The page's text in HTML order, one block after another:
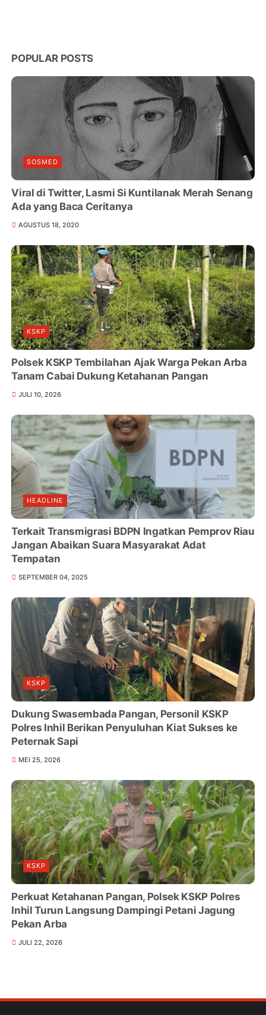
POPULAR POSTS
SOSMED
Viral di Twitter, Lasmi Si Kuntilanak Merah Senang
Ada yang Baca Ceritanya
AGUSTUS 18, 2020
KSKP
Polsek KSKP Tembilahan Ajak Warga Pekan Arba
Tanam Cabai Dukung Ketahanan Pangan
JULI 10, 2026
HEADLINE
Terkait Transmigrasi BDPN Ingatkan Pemprov Riau
Jangan Abaikan Suara Masyarakat Adat
Tempatan
SEPTEMBER 04, 2025
KSKP
Dukung Swasembada Pangan, Personil KSKP
Polres Inhil Berikan Penyuluhan Kiat Sukses ke
Peternak Sapi
MEI 25, 2026
KSKP
Perkuat Ketahanan Pangan, Polsek KSKP Polres
Inhil Turun Langsung Dampingi Petani Jagung
Pekan Arba
JULI 22, 2026